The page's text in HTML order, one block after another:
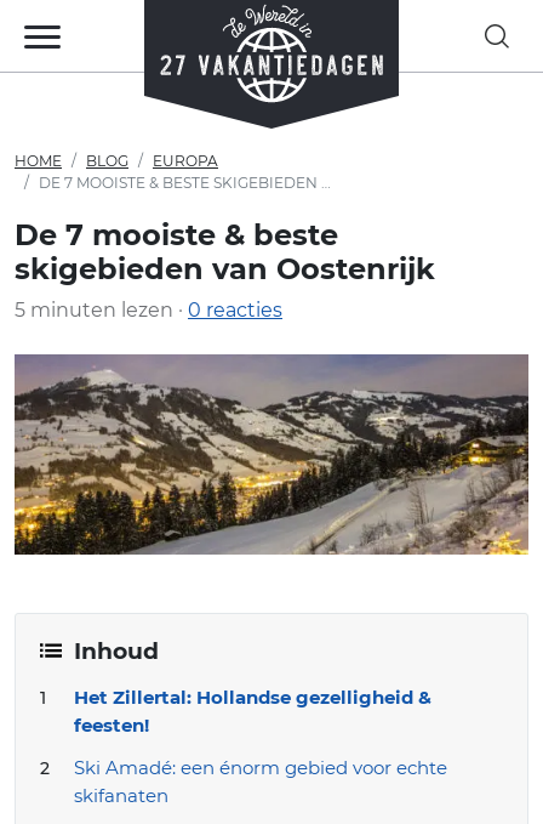
HOME BLOG
EUROPA
DE 7 MOOISTE & BESTE SKIGEBIEDEN VAN OOSTENRIJK
De 7 mooiste & beste
skigebieden van Oostenrijk
5 minuten lezen · 0 reacties
Inhoud
Het Zillertal: Hollandse gezelligheid &
feesten!
Ski Amadé: een énorm gebied voor echte
skifanaten